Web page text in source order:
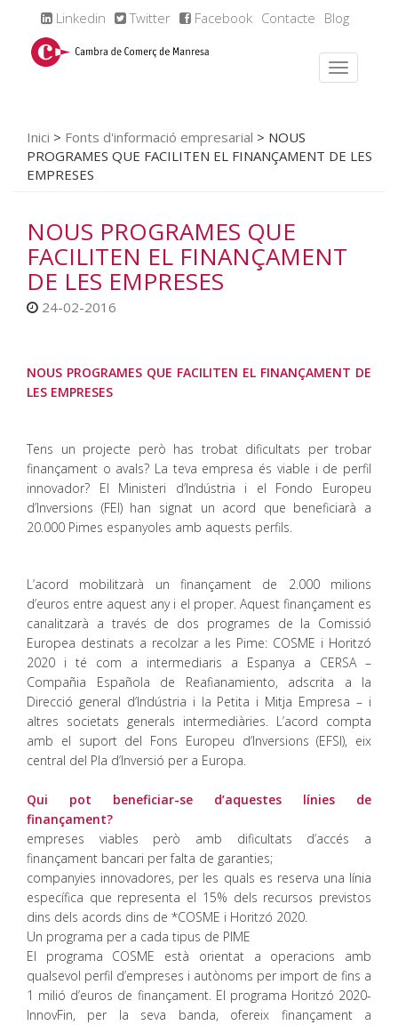
Linkedin Twitter Facebook Contacte Blog
Inici > Fonts d'informació empresarial > NOUS
PROGRAMES QUE FACILITEN EL FINANÇAMENT DE LES
EMPRESES
NOUS PROGRAMES QUE
FACILITEN EL FINANÇAMENT
DE LES EMPRESES
24-02-2016
NOUS PROGRAMES QUE FACILITEN EL FINANÇAMENT DE
LES EMPRESES
Tens un projecte però has trobat dificultats per trobar
finançament o avals? La teva empresa és viable i de perfil
innovador? El Ministeri d’Indústria i el Fondo Europeu
d’Inversions (FEI) han signat un acord que beneficiarà a
20.000 Pimes espanyoles amb aquests perfils.
L’acord mobilitzarà un finançament de 2.000 milions
d’euros entre aquest any i el proper. Aquest finançament es
canalitzarà a través de dos programes de la Comissió
Europea destinats a recolzar a les Pime: COSME i Horitzó
2020 i té com a intermediaris a Espanya a CERSA –
Compañia Española de Reafianamiento, adscrita a la
Direcció general d’Indústria i la Petita i Mitja Empresa – i
altres societats generals intermediàries. L’acord compta
amb el suport del Fons Europeu d’Inversions (EFSI), eix
central del Pla d’Inversió per a Europa.
Qui pot beneficiar-se d’aquestes línies de
finançament?
empreses viables però amb dificultats d’accés a
finançament bancari per falta de garanties;
companyies innovadores, per les quals es reserva una línia
específica que representa el 15% dels recursos previstos
dins dels acords dins de *COSME i Horitzó 2020.
Un programa per a cada tipus de PIME
El programa COSME està orientat a operacions amb
qualsevol perfil d’empreses i autònoms per import de fins a
1 milió d’euros de finançament. El programa Horitzó 2020-
InnovFin, per la seva banda, ofereix finançament a